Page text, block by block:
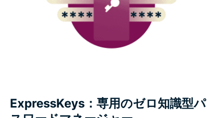
ExpressKeys：専用のゼロ知識型パ